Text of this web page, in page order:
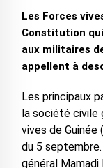
Les Forces
Constitution
aux militaires
appellent à
Les principaux
la société civile
vives de Guinée
du 5
général Mamadi